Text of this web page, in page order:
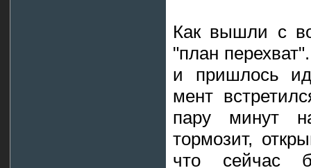
Как вышли с
"план
и пришлось
мент
пару минут
тормозит,
что сейчас